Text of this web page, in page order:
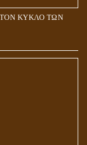
ΚΥΚΛΟ ΤΩΝ